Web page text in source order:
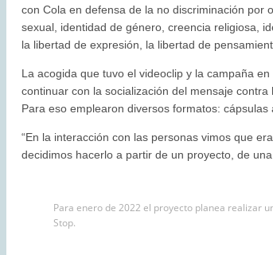
con Cola en defensa de la no discriminación por
sexual, identidad de género, creencia religiosa,
la libertad de expresión, la libertad de
La acogida que tuvo el videoclip y la campaña
continuar con la socialización del mensaje
Para eso emplearon diversos formatos:
“En la interacción con las personas vimos que
decidimos hacerlo a partir de un proyecto, de
Para enero de 2022 el proyecto planea realizar
Stop.